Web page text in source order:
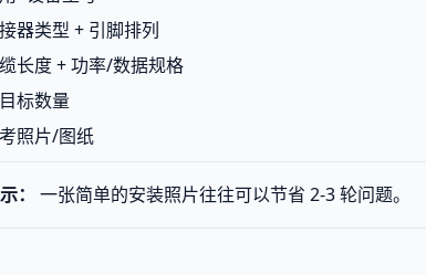
器类型 + 引脚排列
长度 + 功率/数据规格
标数量
照片/图纸
： 一张简单的安装照片往往可以节省 2-3 轮问题。